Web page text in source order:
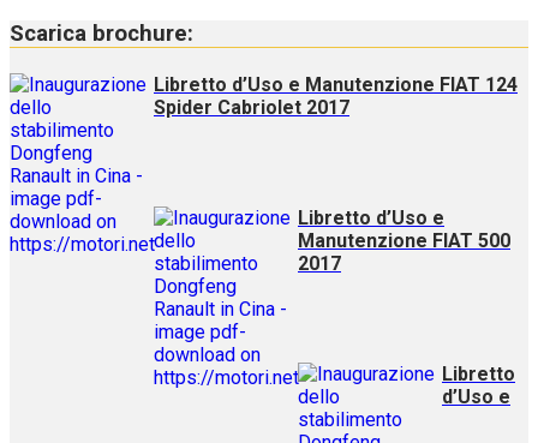
Scarica brochure:
Libretto d’Uso e Manutenzione FIAT 124
Spider Cabriolet 2017
Libretto d’Uso e
Manutenzione FIAT 500
2017
Libretto
d’Uso e